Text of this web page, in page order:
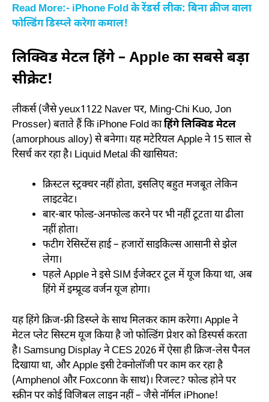
Read More:- iPhone Fold के रेंडर्स लीक: बिना क्रीज वाला
फोल्डिंग डिस्प्ले करेगा कमाल!
लिक्विड मेटल हिंगे – Apple का सबसे बड़ा
सीक्रेट!
लीकर्स (जैसे yeux1122 Naver पर, Ming-Chi Kuo, Jon
Prosser) बताते हैं कि iPhone Fold काहिंगे लिक्विड मेटल
(amorphous alloy) से बनेगा। यह मटेरियल Apple ने 15 साल से
रिसर्च कर रहा है। Liquid Metal की खासियत:
क्रिस्टल स्ट्रक्चर नहीं होता, इसलिए बहुत मजबूत लेकिन
लाइटवेट।
बार-बार फोल्ड-अनफोल्ड करने पर भी नहीं टूटता या ढीला
नहीं होता।
फटीग रेसिस्टेंस हाई – हजारों साइकिल्स आसानी से झेल
लेगा।
पहले Apple ने इसे SIM ईजेक्टर टूल में यूज किया था, अब
हिंगे में इम्प्रूव्ड वर्जन यूज होगा।
यह हिंगे क्रिज-फ्री डिस्प्ले के साथ मिलकर काम करेगा। Apple ने
मेटल प्लेट सिस्टम यूज किया है जो फोल्डिंग प्रेशर को डिस्पर्स करता
है। Samsung Display ने CES 2026 में ऐसा ही क्रिज-लेस पैनल
दिखाया था, और Apple इसी टेक्नोलॉजी पर काम कर रहा है
(Amphenol और Foxconn के साथ)। रिजल्ट? फोल्ड होने पर
स्क्रीन पर कोई विजिबल लाइन नहीं – जैसे नॉर्मल iPhone!